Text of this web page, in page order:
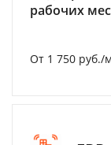
рабочих
От 1 750 руб./